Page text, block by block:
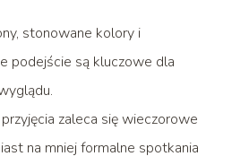
stonowane kolory i
podejście są kluczowe dla
zaleca się wieczorowe
na mniej formalne spotkania